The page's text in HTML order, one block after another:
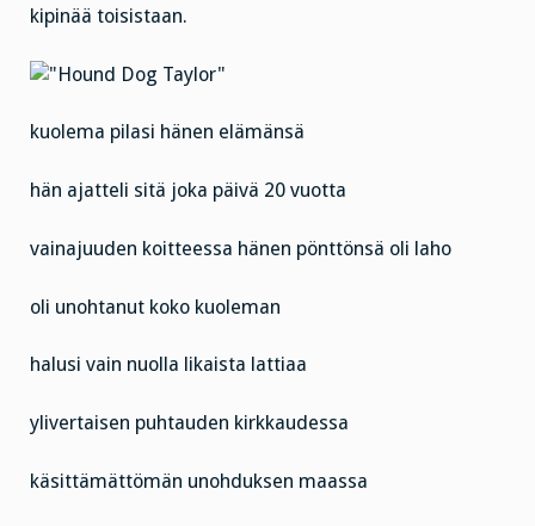
kipinää toisistaan.
kuolema pilasi hänen elämänsä
hän ajatteli sitä joka päivä 20 vuotta
vainajuuden koitteessa hänen pönttönsä oli laho
oli unohtanut koko kuoleman
halusi vain nuolla likaista lattiaa
ylivertaisen puhtauden kirkkaudessa
käsittämättömän unohduksen maassa